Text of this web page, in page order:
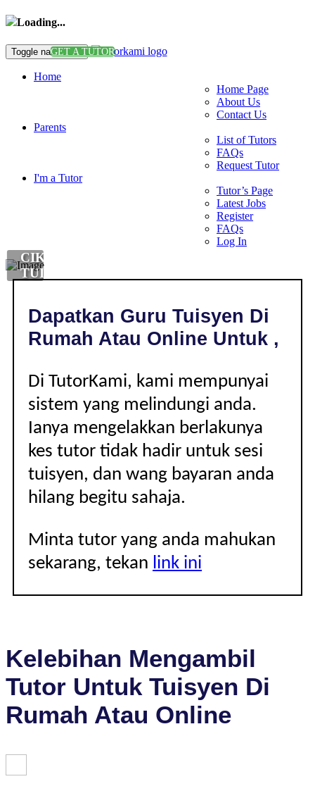
Loading...
Toggle navigationGET A TUTOR
Home
Home Page
About Us
Contact Us
Parents
List of Tutors
FAQs
Request Tutor
I'm a Tutor
Tutor’s Page
Latest Jobs
Register
FAQs
Log In
CIKGU
TUISYEN
Dapatkan Guru Tuisyen Di
Rumah Atau Online Untuk ,
Di TutorKami, kami mempunyai
sistem yang melindungi anda.
Ianya mengelakkan berlakunya
kes tutor tidak hadir untuk sesi
tuisyen, dan wang bayaran anda
hilang begitu sahaja.
Minta tutor yang anda mahukan
sekarang, tekan link ini
Kelebihan Mengambil
Tutor Untuk Tuisyen Di
Rumah Atau Online